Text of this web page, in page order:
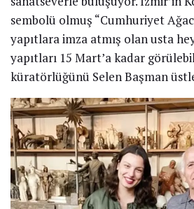
sembolü olmuş “Cumhuriyet
yapıtlara imza atmış olan usta
yapıtları 15 Mart’a kadar
küratörlüğünü Selen Başman